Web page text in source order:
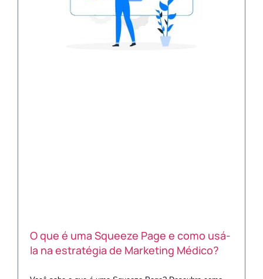
O que é uma Squeeze Page e como usá-
la na estratégia de Marketing Médico?